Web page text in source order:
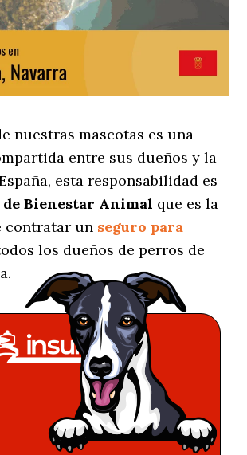
nuestras mascotas es una
entre sus dueños y la
esta responsabilidad es
de Bienestar Animal que es la
contratar un seguro para
los dueños de perros de